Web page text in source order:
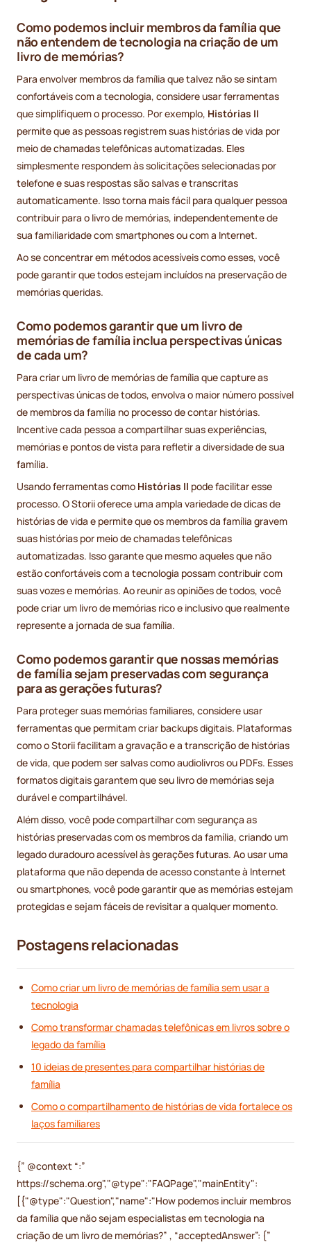
Como podemos incluir membros da família que
não entendem de tecnologia na criação de um
livro de memórias?
Para envolver membros da família que talvez não se sintam
confortáveis com a tecnologia, considere usar ferramentas
que simplifiquem o processo. Por exemplo, Histórias II
permite que as pessoas registrem suas histórias de vida por
meio de chamadas telefônicas automatizadas. Eles
simplesmente respondem às solicitações selecionadas por
telefone e suas respostas são salvas e transcritas
automaticamente. Isso torna mais fácil para qualquer pessoa
contribuir para o livro de memórias, independentemente de
sua familiaridade com smartphones ou com a Internet.
Ao se concentrar em métodos acessíveis como esses, você
pode garantir que todos estejam incluídos na preservação de
memórias queridas.
Como podemos garantir que um livro de
memórias de família inclua perspectivas únicas
de cada um?
Para criar um livro de memórias de família que capture as
perspectivas únicas de todos, envolva o maior número possível
de membros da família no processo de contar histórias.
Incentive cada pessoa a compartilhar suas experiências,
memórias e pontos de vista para refletir a diversidade de sua
família.
Usando ferramentas como Histórias II pode facilitar esse
processo. O Storii oferece uma ampla variedade de dicas de
histórias de vida e permite que os membros da família gravem
suas histórias por meio de chamadas telefônicas
automatizadas. Isso garante que mesmo aqueles que não
estão confortáveis com a tecnologia possam contribuir com
suas vozes e memórias. Ao reunir as opiniões de todos, você
pode criar um livro de memórias rico e inclusivo que realmente
represente a jornada de sua família.
Como podemos garantir que nossas memórias
de família sejam preservadas com segurança
para as gerações futuras?
Para proteger suas memórias familiares, considere usar
ferramentas que permitam criar backups digitais. Plataformas
como o Storii facilitam a gravação e a transcrição de histórias
de vida, que podem ser salvas como audiolivros ou PDFs. Esses
formatos digitais garantem que seu livro de memórias seja
durável e compartilhável.
Além disso, você pode compartilhar com segurança as
histórias preservadas com os membros da família, criando um
legado duradouro acessível às gerações futuras. Ao usar uma
plataforma que não dependa de acesso constante à Internet
ou smartphones, você pode garantir que as memórias estejam
protegidas e sejam fáceis de revisitar a qualquer momento.
Postagens relacionadas
Como criar um livro de memórias de família sem usar a
tecnologia
Como transformar chamadas telefônicas em livros sobre o
legado da família
10 ideias de presentes para compartilhar histórias de
família
Como o compartilhamento de histórias de vida fortalece os
laços familiares
{” @context “:”
https://schema.org","@type":"FAQPage","mainEntity":
[{"@type":"Question","name":"How podemos incluir membros
da família que não sejam especialistas em tecnologia na
criação de um livro de memórias?” , “acceptedAnswer”: {”